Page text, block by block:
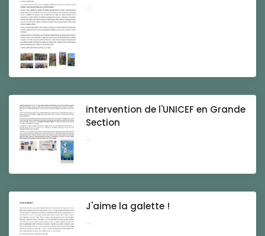
...
intervention de l'UNICEF en Grande
Section
...
J'aime la galette !
...